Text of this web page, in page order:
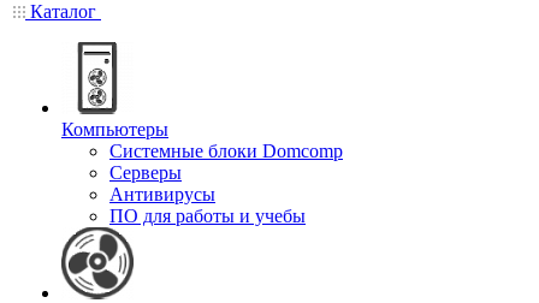
Каталог
Компьютеры
Системные блоки Domcomp
Серверы
Антивирусы
ПО для работы и учебы